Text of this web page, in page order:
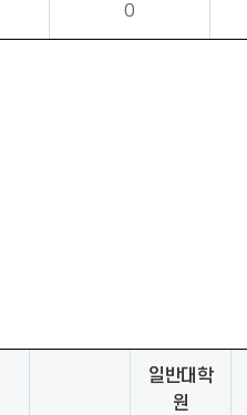
0
일반대학
원